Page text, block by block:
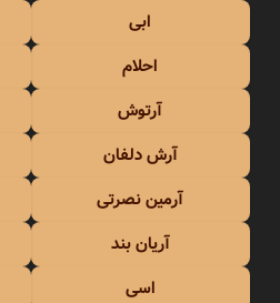
ابی
احلام
آرتوش
آرش دلفان
آرمین نصرتی
آریان بند
اسی